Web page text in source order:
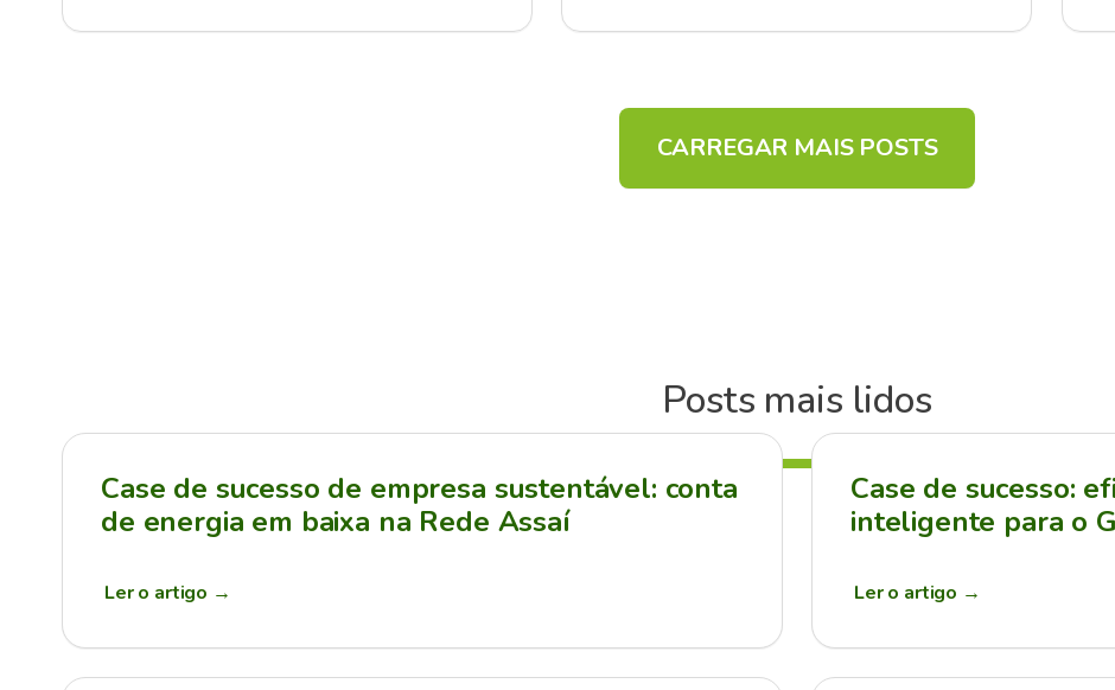
CARREGAR MAIS POSTS
Posts mais lidos
Case de sucesso de empresa sustentável: conta
de energia em baixa na Rede Assaí
Ler o artigo →
Case de sucesso:
inteligente para o
Ler o artigo →